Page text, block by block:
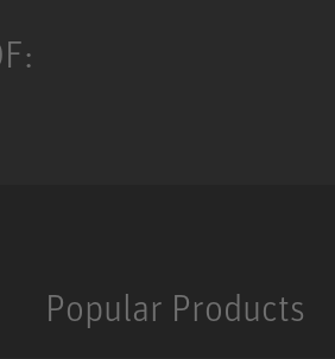
Popular Products